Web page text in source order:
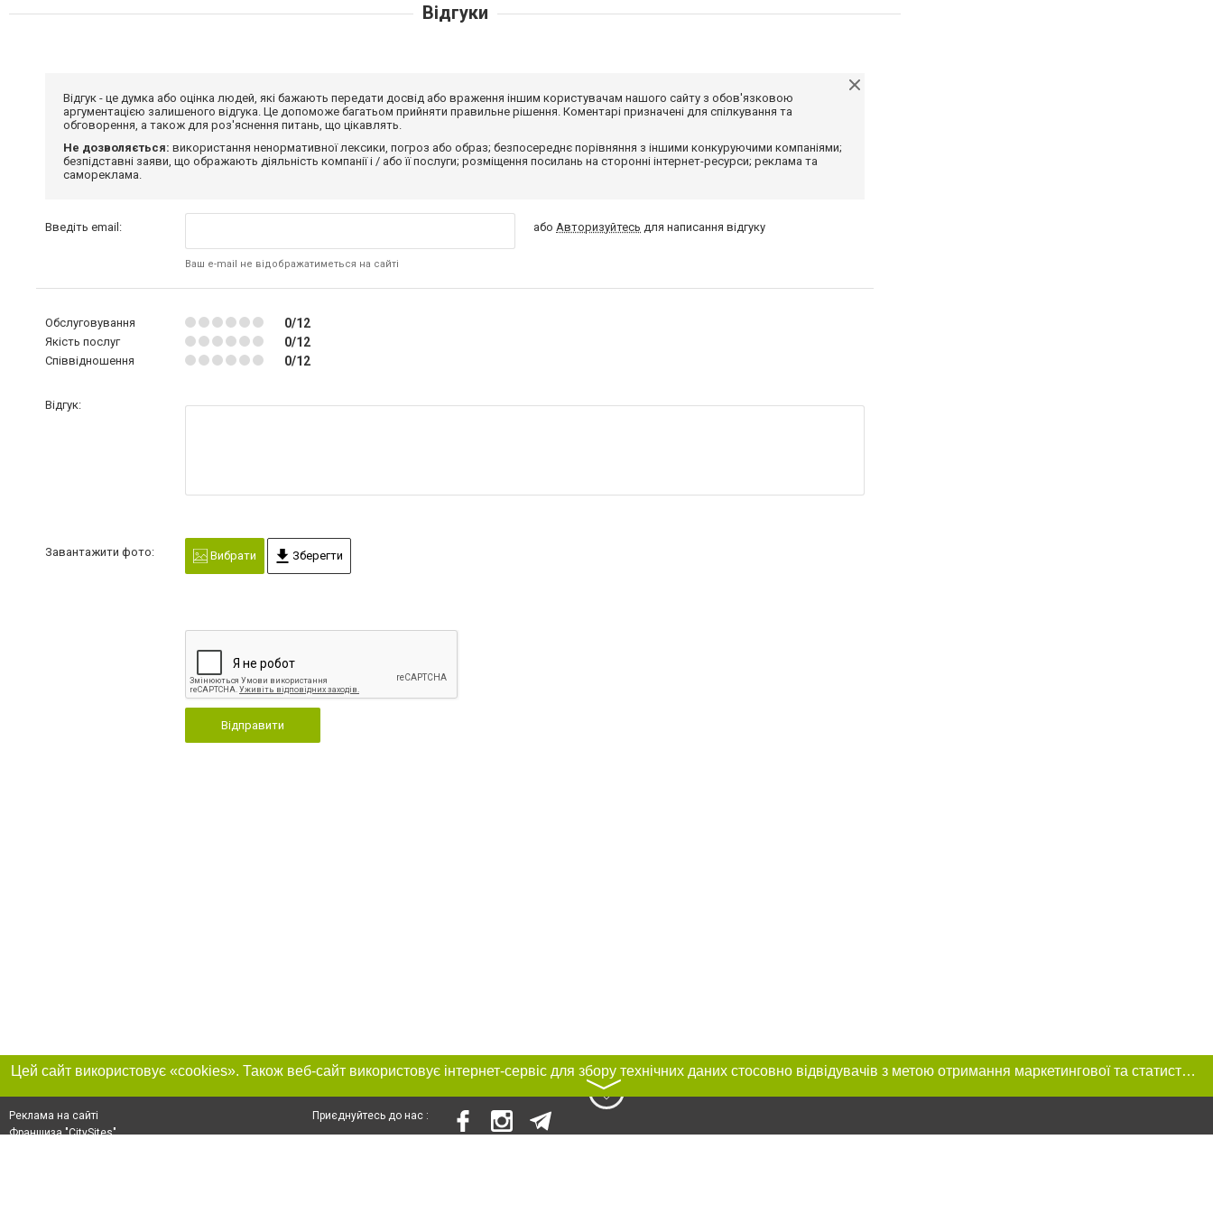
Відгуки
Відгук - це думка або оцінка людей, які бажають передати досвід або враження іншим користувачам нашого сайту з обов'язковою
аргументацією залишеного відгука. Це допоможе багатьом прийняти правильне рішення. Коментарі призначені для спілкування та
обговорення, а також для роз'яснення питань, що цікавлять.
Не дозволяється: використання ненормативної лексики, погроз або образ; безпосереднє порівняння з іншими конкуруючими компаніями;
безпідставні заяви, що ображають діяльність компанії і / або її послуги; розміщення посилань на сторонні інтернет-ресурси; реклама та
самореклама.
Введіть email:
Ваш e-mail не відображатиметься на сайті
або Авторизуйтесь для написання відгуку
Обслуговування 0/12
Якість послуг 0/12
Співвідношення 0/12
Відгук:
Завантажити фото: Вибрати Зберегти
Відправити
Цей сайт використовує «cookies». Також веб-сайт використовує інтернет-сервіс для збору технічних даних стосовно відвідувачів з метою отримання маркетингової та статистичної інформації. Умови обробки даних відвідувачів сайту див.
〉
Реклама на сайті
Франшиза "CitySites"
Приєднуйтесь до нас :